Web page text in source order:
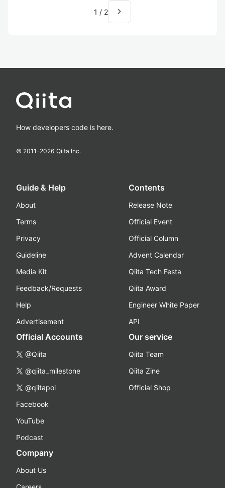
1 / 2 navigate_next
How developers code is here.
© 2011-2026 Qiita Inc.
Guide & Help
About
Terms
Privacy
Guideline
Media Kit
Feedback/Requests
Help
Advertisement
Contents
Release Note
Official Event
Official Column
Advent Calendar
Qiita Tech Festa
Qiita Award
Engineer White Paper
API
Official Accounts
@Qiita
@qiita_milestone
@qiitapoi
Facebook
YouTube
Podcast
Our service
Qiita Team
Qiita Zine
Official Shop
Company
About Us